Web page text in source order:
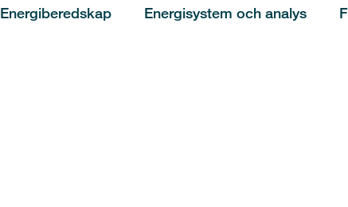
Energiberedskap Energisystem och analys